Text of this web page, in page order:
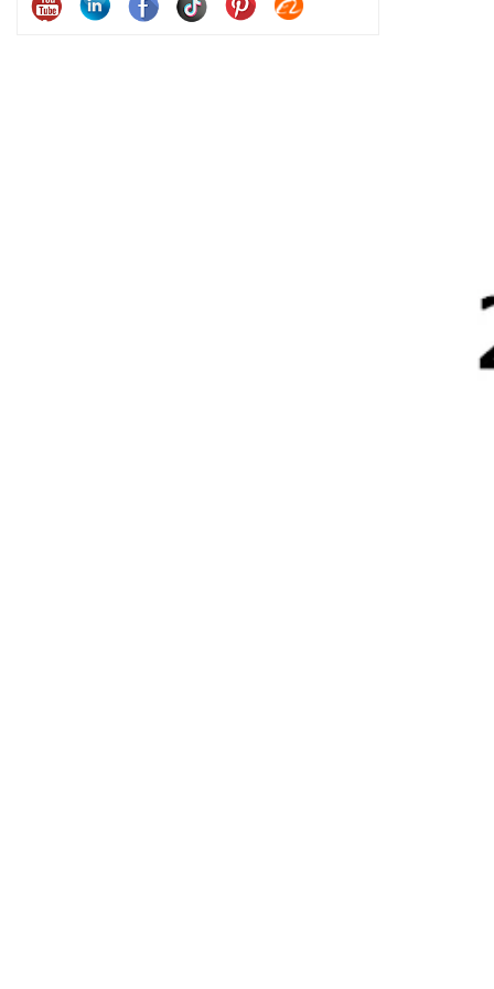
satisfaction des consommateurs.